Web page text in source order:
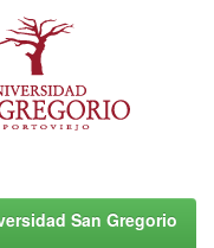
San Gregorio